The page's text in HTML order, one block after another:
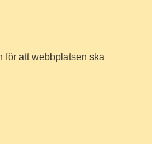
för att webbplatsen ska